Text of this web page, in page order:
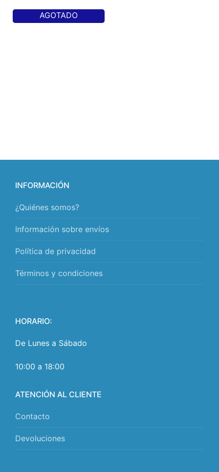
AGOTADO
INFORMACIÓN
¿Quiénes somos?
Información sobre envíos
Política de privacidad
Términos y condiciones
HORARIO:
De Lunes a Sábado
10:00 a 18:00
ATENCIÓN AL CLIENTE
Contacto
Devoluciones